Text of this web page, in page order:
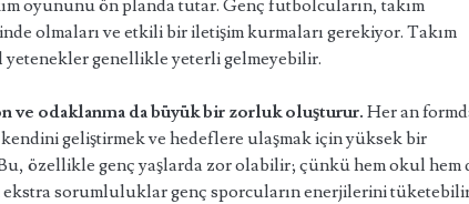
oyununu ön planda tutar. Genç futbolcuların, takım
olmaları ve etkili bir iletişim kurmaları gerekiyor. Takım
genellikle yeterli gelmeyebilir.
ve odaklanma da büyük bir zorluk oluşturur. Her an
geliştirmek ve hedeflere ulaşmak için yüksek bir
özellikle genç yaşlarda zor olabilir; çünkü hem okul hem
ekstra sorumluluklar genç sporcuların enerjilerini